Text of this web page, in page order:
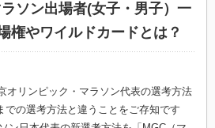
ソン出場者(女子・男子）一
権やワイルドカードとは？
オリンピック・マラソン代表の選考方法
での選考方法と違うことをご存知です